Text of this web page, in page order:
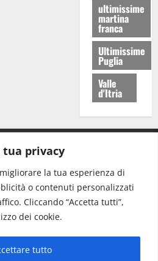
privacy
la tua esperienza di
o contenuti personalizzati
Cliccando “Accetta tutti”,
dei cookie.
tutto
ultimissime
martina
franca
Ultimissime
Puglia
Valle
d'Itria